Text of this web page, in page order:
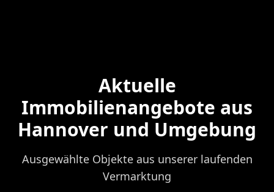
Aktuelle
Immobilienangebote aus
Hannover und Umgebung
Ausgewählte Objekte aus unserer laufenden
Vermarktung